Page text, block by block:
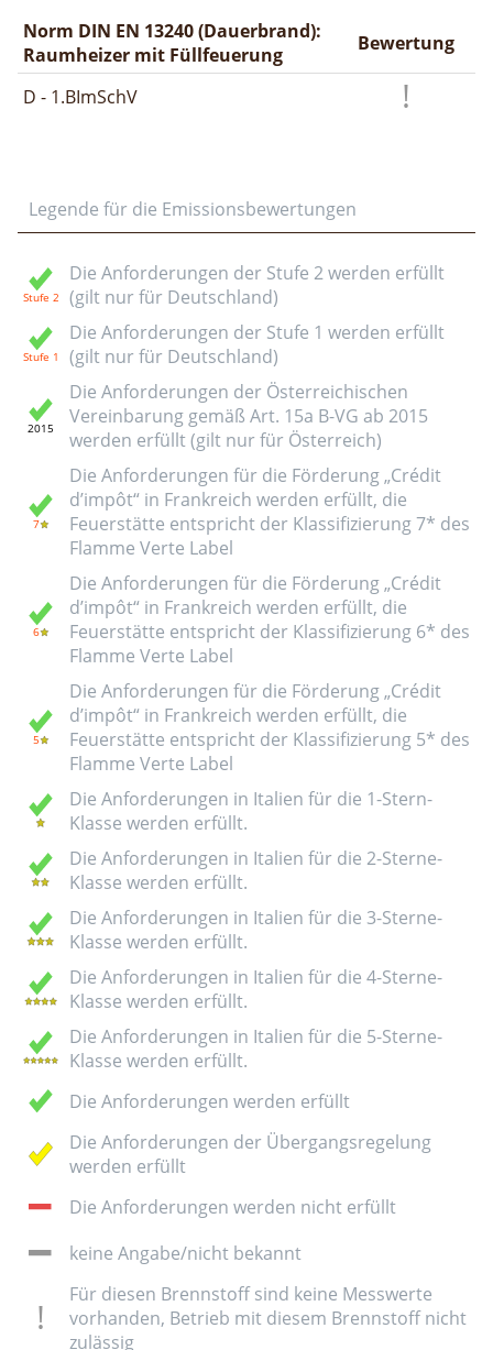
Norm DIN EN 13240 (Dauerbrand):
Raumheizer mit Füllfeuerung
Bewertung
D - 1.BImSchV
Legende für die Emissionsbewertungen
Die Anforderungen der Stufe 2 werden erfüllt
(gilt nur für Deutschland)
Die Anforderungen der Stufe 1 werden erfüllt
(gilt nur für Deutschland)
Die Anforderungen der Österreichischen
Vereinbarung gemäß Art. 15a B-VG ab 2015
werden erfüllt (gilt nur für Österreich)
Die Anforderungen für die Förderung „Crédit
d’impôt“ in Frankreich werden erfüllt, die
Feuerstätte entspricht der Klassifizierung 7* des
Flamme Verte Label
Die Anforderungen für die Förderung „Crédit
d’impôt“ in Frankreich werden erfüllt, die
Feuerstätte entspricht der Klassifizierung 6* des
Flamme Verte Label
Die Anforderungen für die Förderung „Crédit
d’impôt“ in Frankreich werden erfüllt, die
Feuerstätte entspricht der Klassifizierung 5* des
Flamme Verte Label
Die Anforderungen in Italien für die 1-Stern-
Klasse werden erfüllt.
Die Anforderungen in Italien für die 2-Sterne-
Klasse werden erfüllt.
Die Anforderungen in Italien für die 3-Sterne-
Klasse werden erfüllt.
Die Anforderungen in Italien für die 4-Sterne-
Klasse werden erfüllt.
Die Anforderungen in Italien für die 5-Sterne-
Klasse werden erfüllt.
Die Anforderungen werden erfüllt
Die Anforderungen der Übergangsregelung
werden erfüllt
Die Anforderungen werden nicht erfüllt
keine Angabe/nicht bekannt
Für diesen Brennstoff sind keine Messwerte
vorhanden, Betrieb mit diesem Brennstoff nicht
zulässig